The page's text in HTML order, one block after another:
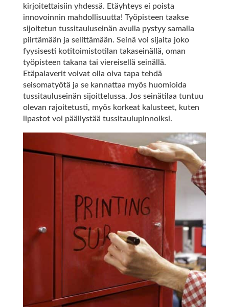
kirjoitettaisiin yhdessä. Etäyhteys ei poista
innovoinnin mahdollisuutta! Työpisteen taakse
sijoitetun tussitauluseinän avulla pystyy samalla
piirtämään ja selittämään. Seinä voi sijaita joko
fyysisesti kotitoimistotilan takaseinällä, oman
työpisteen takana tai viereisellä seinällä.
Etäpalaverit voivat olla oiva tapa tehdä
seisomatyötä ja se kannattaa myös huomioida
tussitauluseinän sijoittelussa. Jos seinätilaa tuntuu
olevan rajoitetusti, myös korkeat kalusteet, kuten
lipastot voi päällystää tussitaulupinnoiksi.